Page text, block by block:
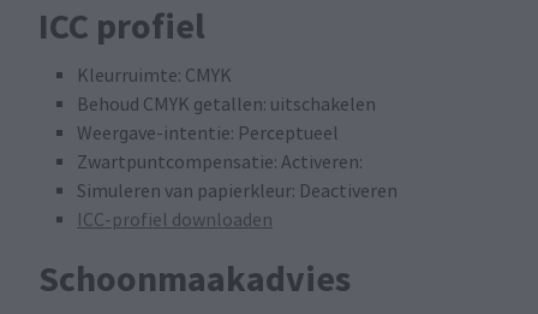
ICC profiel
Kleurruimte: CMYK
Behoud CMYK getallen: uitschakelen
Weergave-intentie: Perceptueel
Zwartpuntcompensatie: Activeren:
Simuleren van papierkleur: Deactiveren
ICC-profiel downloaden
Schoonmaakadvies